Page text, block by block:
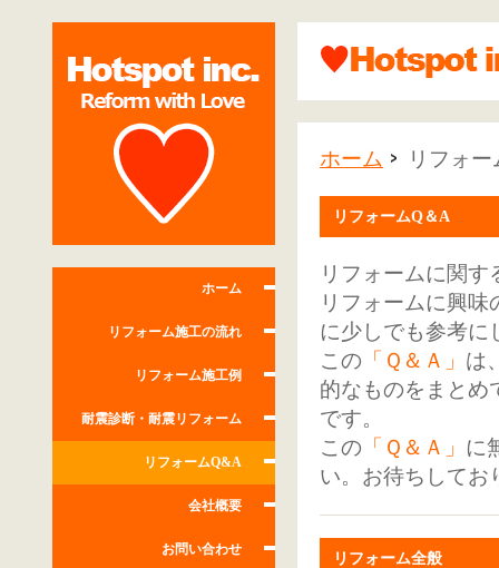
ホーム
リフォーム施工の流れ
リフォーム施工例
耐震診断・耐震リフォーム
リフォームQ&A
会社概要
お問い合わせ
ホーム リフォ
リフォームQ＆A
リフォームに関す
リフォームに興
に少しでも参考に
この 「Ｑ＆Ａ」 は
的なものをまとめ
です。
この 「Ｑ＆Ａ」 に
い。お待ちしてお
リフォーム全般